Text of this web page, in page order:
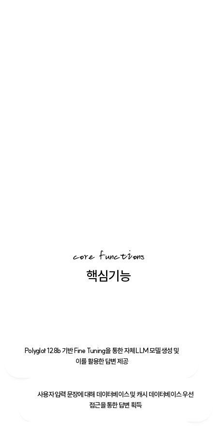
핵심기능
Polyglot 12.8b 기반 Fine Tuning을 통한 자체 LLM 모델 생성 및
이를 활용한 답변 제공
사용자 입력 문장에 대해 데이터베이스 및 캐시 데이터베이스 우선
접근을 통한 답변 획득